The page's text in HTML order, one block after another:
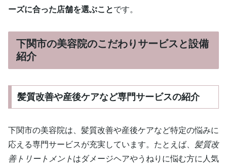
ーズに合った店舗を選ぶことです。
下関市の美容院のこだわりサービスと設備
紹介
髪質改善や産後ケアなど専門サービスの紹介
下関市の美容院は、髪質改善や産後ケアなど特定の悩みに
応える専門サービスが充実しています。たとえば、 髪質改
善トリートメント はダメージヘアやうねりに悩む方に人気